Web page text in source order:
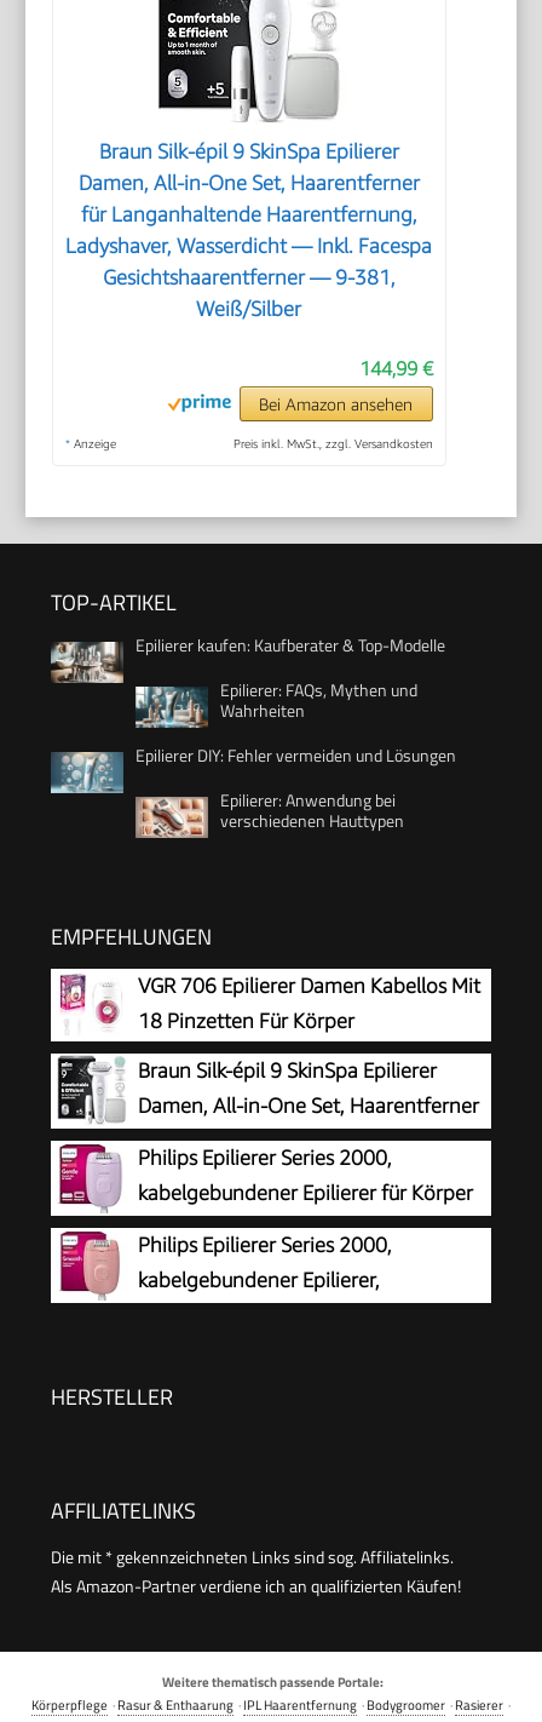
Braun Silk-épil 9 SkinSpa Epilierer
Damen, All-in-One Set, Haarentferner
für Langanhaltende Haarentfernung,
Ladyshaver, Wasserdicht — Inkl. Facespa
Gesichtshaarentferner — 9-381,
Weiß/Silber
144,99 €
Bei Amazon ansehen
* Anzeige Preis inkl. MwSt., zzgl. Versandkosten
TOP-ARTIKEL
Epilierer kaufen: Kaufberater & Top-Modelle
Epilierer: FAQs, Mythen und
Wahrheiten
Epilierer DIY: Fehler vermeiden und Lösungen
Epilierer: Anwendung bei
verschiedenen Hauttypen
EMPFEHLUNGEN
VGR 706 Epilierer Damen Kabellos Mit
18 Pinzetten Für Körper
Braun Silk-épil 9 SkinSpa Epilierer
Damen, All-in-One Set, Haarentferner
für Langanhaltende Haarentfernung,
Ladyshaver, Wasserdicht — Inkl. Facespa
Gesichtshaarentferner — 9-381, Weiß/Silber
Philips Epilierer Series 2000,
kabelgebundener Epilierer für Körper
und empfindliche Bereiche, epilieren
und rasieren, Haarentferner für Damen, Modell
BRE237/00
Philips Epilierer Series 2000,
kabelgebundener Epilierer,
HERSTELLER
AFFILIATELINKS
Die mit * gekennzeichneten Links sind sog. Affiliatelinks.
Als Amazon-Partner verdiene ich an qualifizierten Käufen!
Weitere thematisch passende Portale:
Körperpflege ·Rasur & Enthaarung ·IPL Haarentfernung ·Bodygroomer ·Rasierer ·